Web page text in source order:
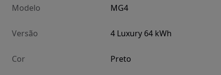
Modelo MG4
Versão 4 Luxury 64 kWh
Cor Preto